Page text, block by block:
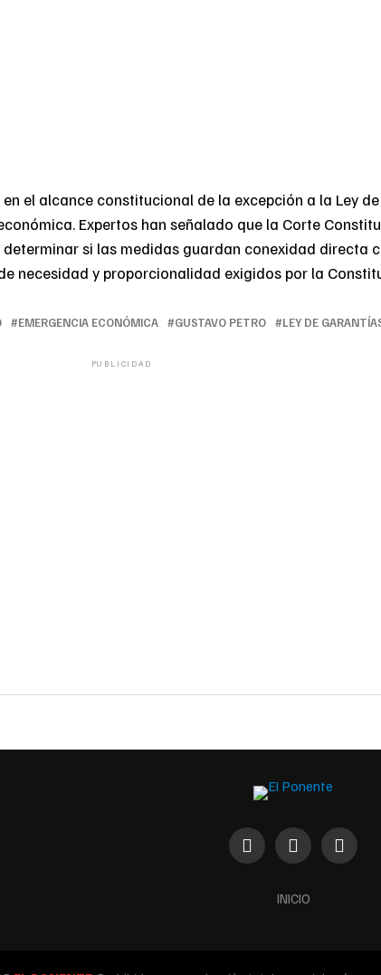
el alcance constitucional de la excepción a la Ley
Expertos han señalado que la Corte
si las medidas guardan conexidad directa
necesidad y proporcionalidad exigidos por la
EMERGENCIA ECONÓMICA GUSTAVO PETRO LEY DE
PUBLICIDAD
INICIO